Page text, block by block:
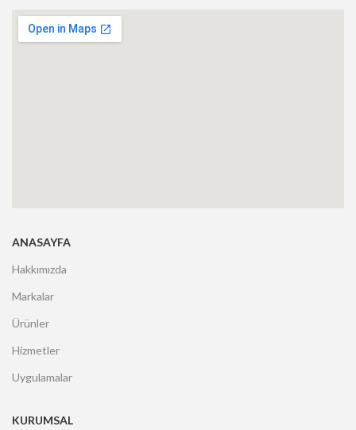
ANASAYFA
Hakkımızda
Markalar
Ürünler
Hizmetler
Uygulamalar
KURUMSAL